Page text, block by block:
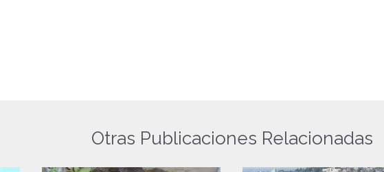
Otras Publicaciones Relacionadas